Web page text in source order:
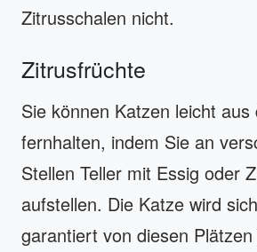
Zitrusschalen nicht.
Zitrusfrüchte
Sie können Katzen leicht
fernhalten, indem Sie an
Stellen Teller mit Essig oder
aufstellen. Die Katze wird
garantiert von diesen